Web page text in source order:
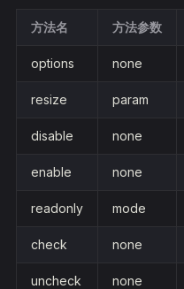
方法名 方法参数
options none
resize param
disable none
enable none
readonly mode
check none
uncheck none